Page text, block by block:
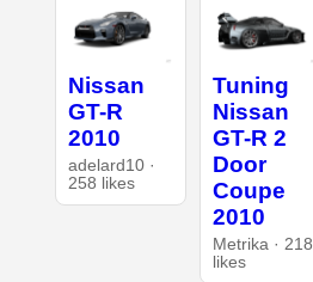
Nissan
GT-R
2010
adelard10 ·
258 likes
Tuning
Nissan
GT-R 2
Door
Coupe
2010
Metrika · 218
likes